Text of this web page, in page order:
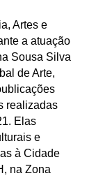
Artes e
a atuação
Sousa Silva
de Arte,
realizadas
Elas
e
à Cidade
na Zona